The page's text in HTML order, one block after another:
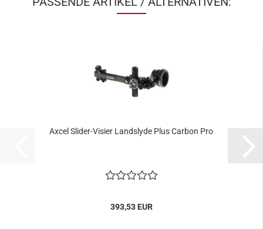
Axcel Slider-Visier Landslyde Plus Carbon Pro
393,53 EUR